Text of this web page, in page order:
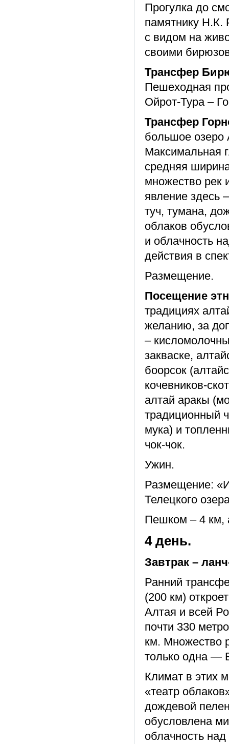
Прогулка до
памятнику Н.К.
с видом на
своими
Трансфер
Пешеходная
Ойрот-Тура –
Трансфер
большое озеро
Максимальная
средняя
множество рек
явление здесь
туч, тумана,
облаков
и облачность
действия в
Размещение.
Посещение
традициях
желанию, за
–
закваске,
боорсок
кочевников-
алтай аракы
традиционный
мука) и
чок-чок.
Ужин.
Размещение:
Телецкого
Пешком – 4 км,
4 день.
Завтрак –
Ранний
(200 км)
Алтая и всей
почти 330
км. Множество
только одна —
Климат в этих
«театр
дождевой
обусловлена
облачность